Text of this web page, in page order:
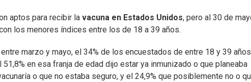
aptos para recibir la vacuna en Estados Unidos, pero al 30 de
los menores índices entre los de 18 a 39 años.
marzo y mayo, el 34% de los encuestados de entre 18 y 39 años
en esa franja de edad dijo estar ya inmunizado o que planeaba
o que no estaba seguro, y el 24,9% que posiblemente no o